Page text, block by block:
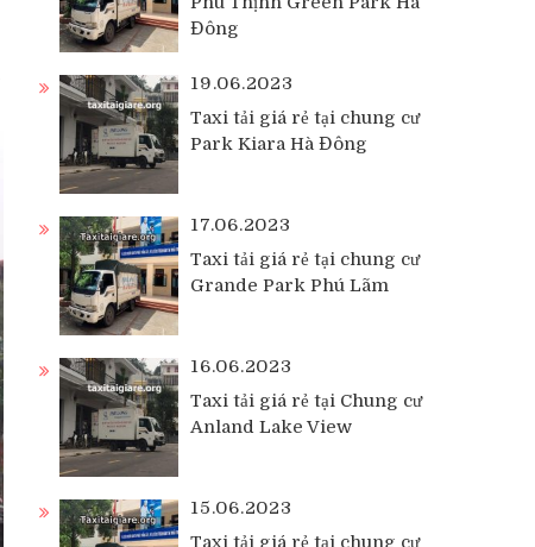
Đông
19.06.2023
Taxi tải giá rẻ tại chung cư
Park Kiara Hà Đông
17.06.2023
Taxi tải giá rẻ tại chung cư
Grande Park Phú Lãm
16.06.2023
Taxi tải giá rẻ tại Chung cư
Anland Lake View
15.06.2023
Taxi tải giá rẻ tại chung cư